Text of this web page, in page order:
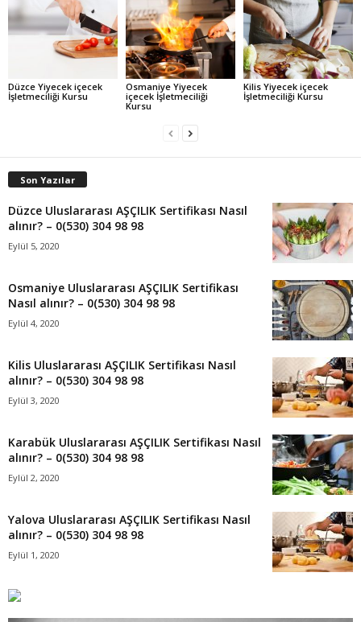
Düzce Yiyecek içecek
İşletmeciliği Kursu
Osmaniye Yiyecek
içecek İşletmeciliği
Kursu
Kilis Yiyecek içecek
İşletmeciliği Kursu
Son Yazılar
Düzce Uluslararası AŞÇILIK Sertifikası Nasıl
alınır? – 0(530) 304 98 98
Eylül 5, 2020
Osmaniye Uluslararası AŞÇILIK Sertifikası
Nasıl alınır? – 0(530) 304 98 98
Eylül 4, 2020
Kilis Uluslararası AŞÇILIK Sertifikası Nasıl
alınır? – 0(530) 304 98 98
Eylül 3, 2020
Karabük Uluslararası AŞÇILIK Sertifikası Nasıl
alınır? – 0(530) 304 98 98
Eylül 2, 2020
Yalova Uluslararası AŞÇILIK Sertifikası Nasıl
alınır? – 0(530) 304 98 98
Eylül 1, 2020